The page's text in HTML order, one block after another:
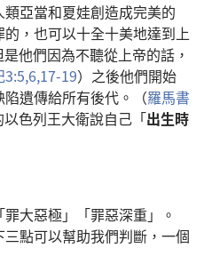
亞當和夏娃創造成完美的
，也可以十全十美地達到上
是他們因為不聽從上帝的話，
3:5,6,17-19）之後他們開始
遺傳給所有後代。（羅馬書
色列王大衛說自己「出生時
大惡極」「罪惡深重」。
三點可以幫助我們判斷，一個